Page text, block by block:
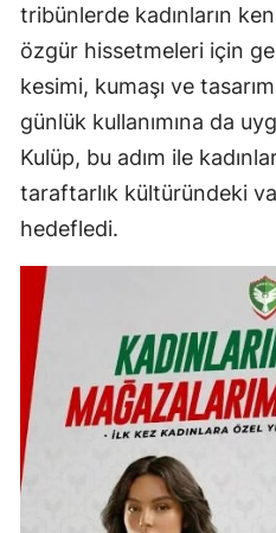
tribünlerde kadınların
özgür hissetmeleri için
kesimi, kumaşı ve
günlük kullanımına da
Kulüp, bu adım ile
taraftarlık kültüründeki
hedefledi.